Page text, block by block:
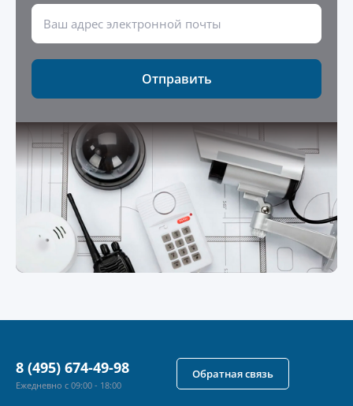
Отправить
8 (495) 674-49-98
Ежедневно с 09:00 - 18:00
Обратная связь